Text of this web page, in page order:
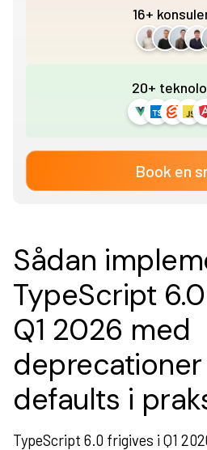
Sådan
TypeScript
Q1 2026 med
deprecationer
defaults i
TypeScript 6.0 frigives i Q1
Heading 6
16+
20+
Book en